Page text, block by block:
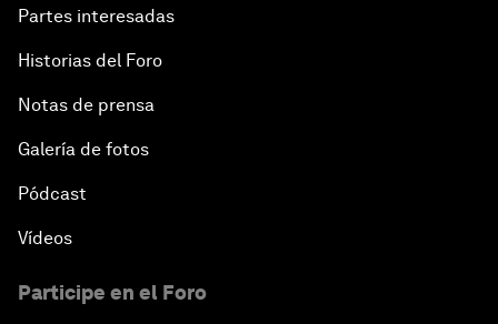
Partes interesadas
Historias del Foro
Notas de prensa
Galería de fotos
Pódcast
Vídeos
Participe en el Foro